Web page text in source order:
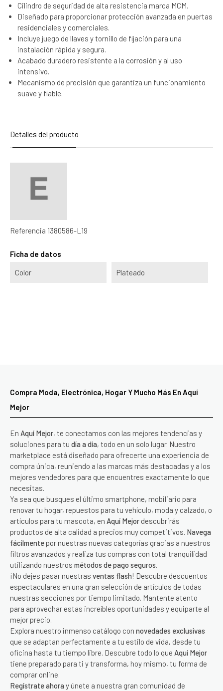
Cilindro de seguridad de alta resistencia marca MCM.
Diseñado para proporcionar protección avanzada en puertas
residenciales y comerciales.
Incluye juego de llaves y tornillo de fijación para una
instalación rápida y segura.
Acabado duradero resistente a la corrosión y al uso
intensivo.
Mecanismo de precisión que garantiza un funcionamiento
suave y fiable.
Detalles del producto
Referencia 1380586-L19
Ficha de datos
Color Plateado
Compra Moda, Electrónica, Hogar Y Mucho Más En Aquí
Mejor
En Aquí Mejor, te conectamos con las mejores tendencias y
soluciones para tu día a día, todo en un solo lugar. Nuestro
marketplace está diseñado para ofrecerte una experiencia de
compra única, reuniendo a las marcas más destacadas y a los
mejores vendedores para que encuentres exactamente lo que
necesitas.
Ya sea que busques el último smartphone, mobiliario para
renovar tu hogar, repuestos para tu vehículo, moda y calzado, o
artículos para tu mascota, en Aquí Mejor descubrirás
productos de alta calidad a precios muy competitivos. Navega
fácilmente por nuestras nuevas categorías gracias a nuestros
filtros avanzados y realiza tus compras con total tranquilidad
utilizando nuestros métodos de pago seguros.
¡No dejes pasar nuestras ventas flash! Descubre descuentos
espectaculares en una gran selección de artículos de todas
nuestras secciones por tiempo limitado. Mantente atento
para aprovechar estas increíbles oportunidades y equiparte al
mejor precio.
Explora nuestro inmenso catálogo con novedades exclusivas
que se adaptan perfectamente a tu estilo de vida, desde tu
oficina hasta tu tiempo libre. Descubre todo lo que Aquí Mejor
tiene preparado para ti y transforma, hoy mismo, tu forma de
comprar online.
Regístrate ahora y únete a nuestra gran comunidad de